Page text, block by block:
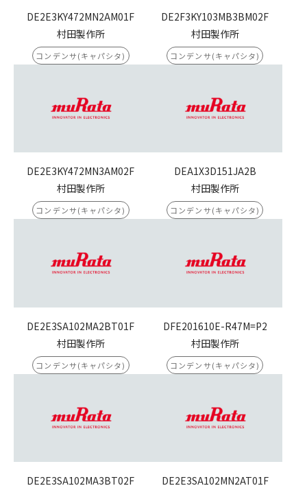
DE2E3KY472MN2AM01F
村田製作所
コンデンサ(キャパシタ)
DE2F3KY103MB3BM02F
村田製作所
コンデンサ(キャパシタ)
DE2E3KY472MN3AM02F
村田製作所
コンデンサ(キャパシタ)
DEA1X3D151JA2B
村田製作所
コンデンサ(キャパシタ)
DE2E3SA102MA2BT01F
村田製作所
コンデンサ(キャパシタ)
DFE201610E-R47M=P2
村田製作所
コンデンサ(キャパシタ)
DE2E3SA102MA3BT02F
DE2E3SA102MN2AT01F